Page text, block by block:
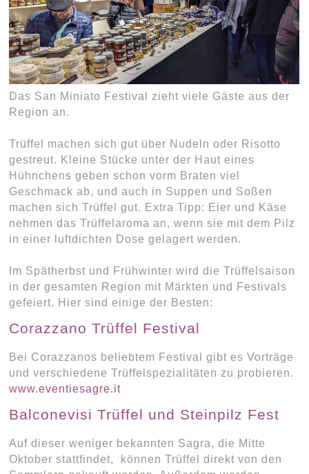
Das San Miniato Festival zieht viele Gäste aus der
Region an.
Trüffel machen sich gut über Nudeln oder Risotto
gestreut. Kleine Stücke unter der Haut eines
Hühnchens geben schon vorm Braten viel
Geschmack ab, und auch in Suppen und Soßen
machen sich Trüffel gut. Extra Tipp: Eier und Käse
nehmen das Trüffelaroma an, wenn sie mit dem Pilz
in einer luftdichten Dose gelagert werden.
Im Spätherbst und Frühwinter wird die Trüffelsaison
in der gesamten Region mit Märkten und Festivals
gefeiert. Hier sind einige der Besten:
Corazzano Trüffel Festival
Bei Corazzanos beliebtem Festival gibt es Vorträge
und verschiedene Trüffelspezialitäten zu probieren.
www.eventiesagre.it
Balconevisi Trüffel und Steinpilz Fest
Auf dieser weniger bekannten Sagra, die Mitte
Oktober stattfindet, können Trüffel direkt von den